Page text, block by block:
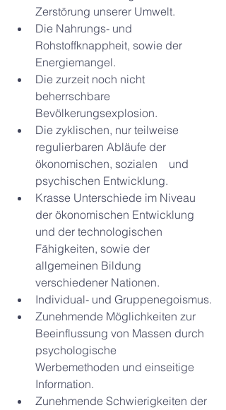
Zerstörung unserer Umwelt.
Die Nahrungs- und
Rohstoffknappheit, sowie der
Energiemangel.
Die zurzeit noch nicht
beherrschbare
Bevölkerungsexplosion.
Die zyklischen, nur teilweise
regulierbaren Abläufe der
ökonomischen, sozialen    und
psychischen Entwicklung.
Krasse Unterschiede im Niveau
der ökonomischen Entwicklung
und der technologischen
Fähigkeiten, sowie der
allgemeinen Bildung
verschiedener Nationen.
Individual- und Gruppenegoismus.
Zunehmende Möglichkeiten zur
Beeinflussung von Massen durch
psychologische
Werbemethoden und einseitige
Information.
Zunehmende Schwierigkeiten der